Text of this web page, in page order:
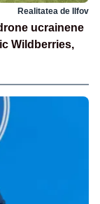
Realitatea de Ilfov
ucrainene
Wildberries,